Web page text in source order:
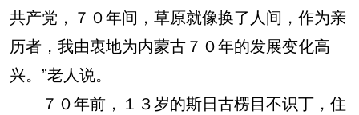
共产党，７０年间，草原就像换了人间，作为亲
历者，我由衷地为内蒙古７０年的发展变化高
兴。”老人说。
７０年前，１３岁的斯日古楞目不识丁，住